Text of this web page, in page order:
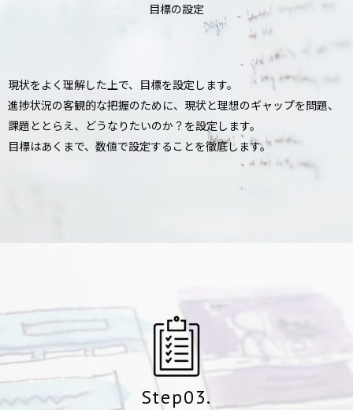
目標の設定
現状をよく理解した上で、目標を設定します。
進捗状況の客観的な把握のために、現状と理想のギャップを問題、
課題ととらえ、どうなりたいのか？を設定します。
目標はあくまで、数値で設定することを徹底します。
Step03.